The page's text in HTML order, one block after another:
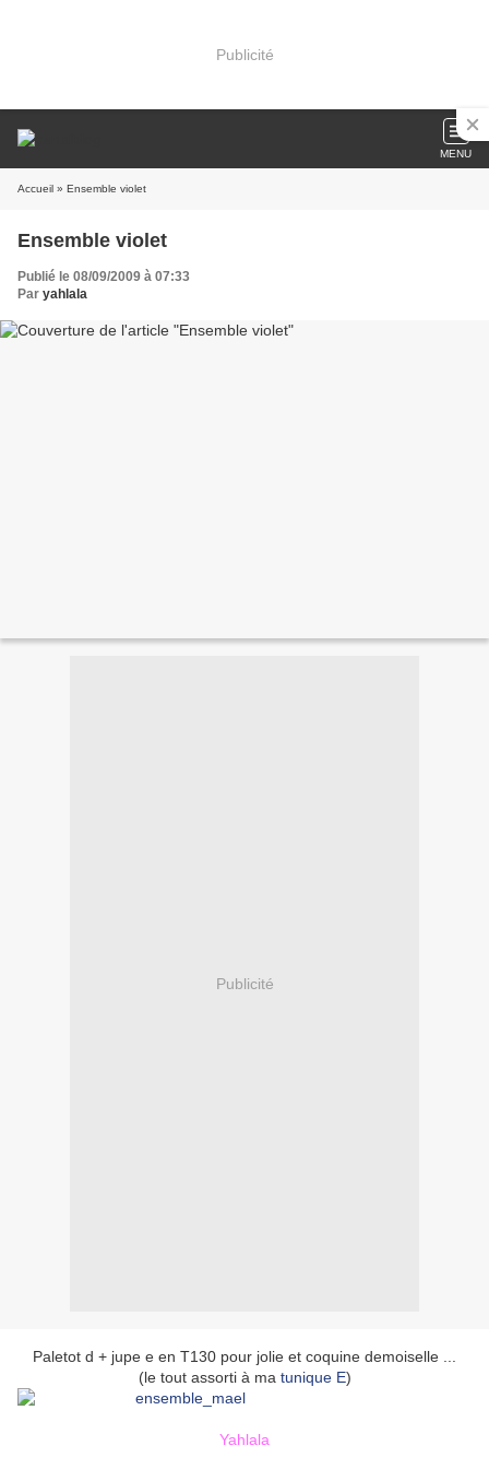
Publicité
MENU
Accueil » Ensemble violet
Ensemble violet
Publié le 08/09/2009 à 07:33
Par yahlala
Publicité
Paletot d + jupe e en T130 pour jolie et coquine demoiselle ...
(le tout assorti à ma tunique E)
Yahlala